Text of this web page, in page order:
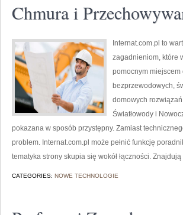
Chmura i
Internat.com.pl to
zagadnieniom, które
pomocnym
bezprzewodowych,
domowych
Światłowody i
pokazana w sposób przystępny. Zamiast
problem. Internat.com.pl może pełnić funkcję
tematyka strony skupia się wokół łączności.
CATEGORIES: NOWE TECHNOLOGIE